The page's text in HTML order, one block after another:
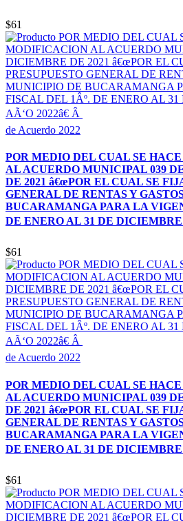
$61
de Acuerdo 2022
POR MEDIO DEL CUAL SE
AL ACUERDO MUNICIPAL 039
DE 2021 â€œPOR EL CUAL SE
GENERAL DE RENTAS Y
BUCARAMANGA PARA LA
DE ENERO AL 31 DE DICIEMBRE
$61
de Acuerdo 2022
POR MEDIO DEL CUAL SE
AL ACUERDO MUNICIPAL 039
DE 2021 â€œPOR EL CUAL SE
GENERAL DE RENTAS Y
BUCARAMANGA PARA LA
DE ENERO AL 31 DE DICIEMBRE
$61